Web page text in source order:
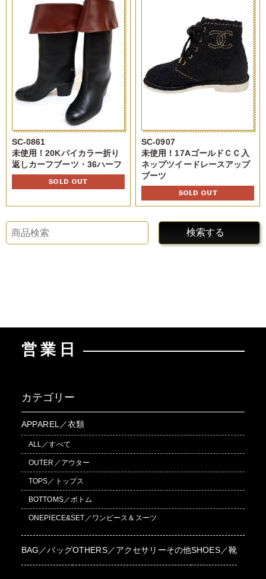
SC-0861
未使用！20Kバイカラー折り
返しカーフブーツ・36ハーフ
SOLD OUT
SC-0907
未使用！17AゴールドＣＣ入
ネップツイードレースアップ
ブーツ
SOLD OUT
検索する
営業日
カテゴリー
APPAREL／衣類
ALL／すべて
OUTER／アウター
TOPS／トップス
BOTTOMS／ボトム
ONEPIECE&SET／ワンピース＆スーツ
BAG／バッグOTHERS／アクセサリーその他SHOES／靴